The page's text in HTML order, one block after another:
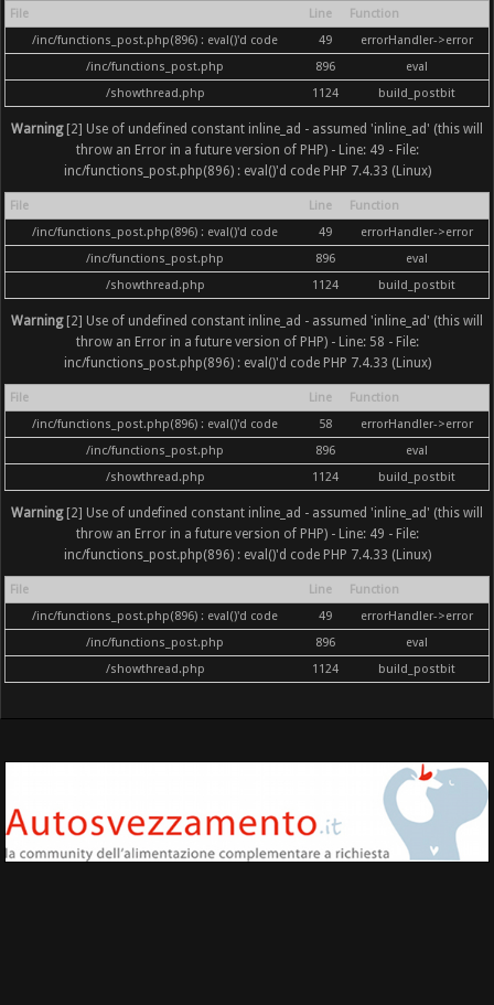
File Line
Function
/inc/functions_post.php(896) : eval()'d code
49
errorHandler->error
/inc/functions_post.php
896
eval
/showthread.php
1124 build_postbit
Warning[2] Use of undefined constant inline_ad - assumed 'inline_ad' (this will
throw an Error in a future version of PHP) - Line: 49 - File:
inc/functions_post.php(896) : eval()'d code PHP 7.4.33 (Linux)
File Line
Function
/inc/functions_post.php(896) : eval()'d code
49
errorHandler->error
/inc/functions_post.php
896
eval
/showthread.php
1124 build_postbit
Warning[2] Use of undefined constant inline_ad - assumed 'inline_ad' (this will
throw an Error in a future version of PHP) - Line: 58 - File:
inc/functions_post.php(896) : eval()'d code PHP 7.4.33 (Linux)
File Line
Function
/inc/functions_post.php(896) : eval()'d code
58
errorHandler->error
/inc/functions_post.php
896
eval
/showthread.php
1124 build_postbit
Warning[2] Use of undefined constant inline_ad - assumed 'inline_ad' (this will
throw an Error in a future version of PHP) - Line: 49 - File:
inc/functions_post.php(896) : eval()'d code PHP 7.4.33 (Linux)
File Line
Function
/inc/functions_post.php(896) : eval()'d code
49
errorHandler->error
/inc/functions_post.php
896
eval
/showthread.php
1124 build_postbit